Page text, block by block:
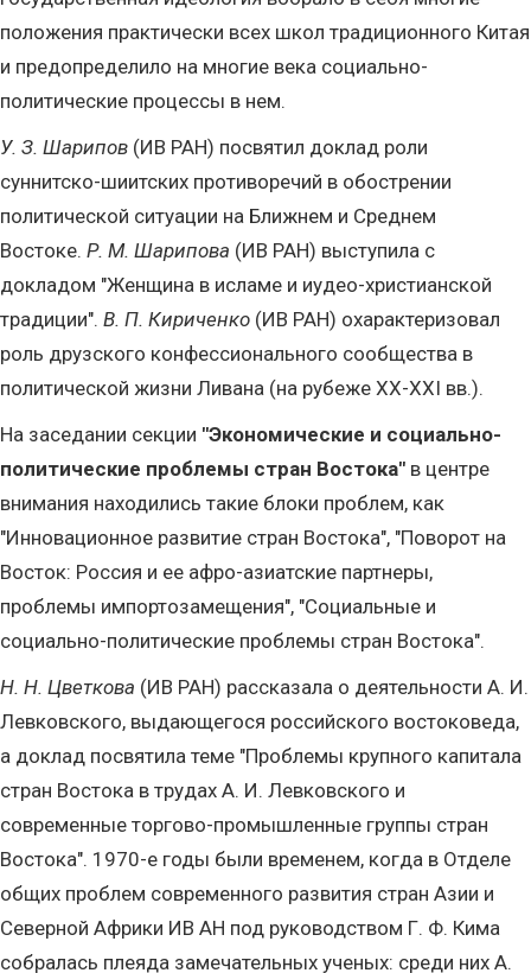
положения практически всех школ традиционного Китая
и предопределило на многие века социально-
политические процессы в нем.
У. З. Шарипов (ИВ РАН) посвятил доклад роли
суннитско-шиитских противоречий в обострении
политической ситуации на Ближнем и Среднем
Востоке. Р. М. Шарипова (ИВ РАН) выступила с
докладом "Женщина в исламе и иудео-христианской
традиции". В. П. Кириченко (ИВ РАН) охарактеризовал
роль друзского конфессионального сообщества в
политической жизни Ливана (на рубеже XX-XXI вв.).
На заседании секции "Экономические и социально-
политические проблемы стран Востока" в центре
внимания находились такие блоки проблем, как
"Инновационное развитие стран Востока", "Поворот на
Восток: Россия и ее афро-азиатские партнеры,
проблемы импортозамещения", "Социальные и
социально-политические проблемы стран Востока".
Н. Н. Цветкова (ИВ РАН) рассказала о деятельности А. И.
Левковского, выдающегося российского востоковеда,
а доклад посвятила теме "Проблемы крупного капитала
стран Востока в трудах А. И. Левковского и
современные торгово-промышленные группы стран
Востока". 1970-е годы были временем, когда в Отделе
общих проблем современного развития стран Азии и
Северной Африки ИВ АН под руководством Г. Ф. Кима
собралась плеяда замечательных ученых: среди них А.